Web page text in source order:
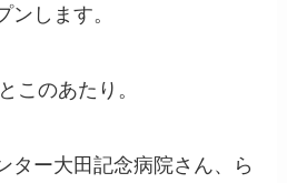
ンします。
このあたり。
ター大田記念病院さん、ら